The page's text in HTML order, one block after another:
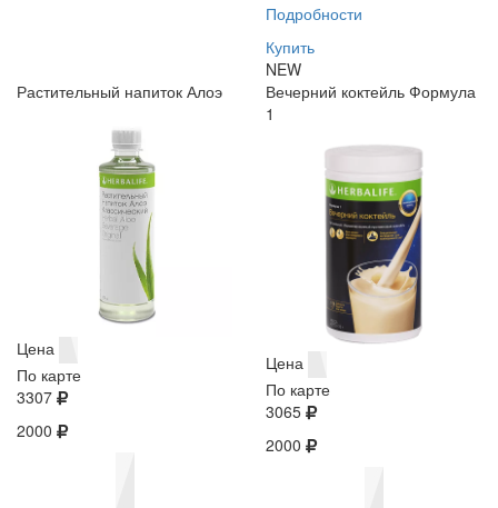
Подробности
Купить
NEW
Растительный напиток Алоэ
Цена
По карте
3307
2000
Вечерний коктейль Формула
1
Цена
По карте
3065
2000